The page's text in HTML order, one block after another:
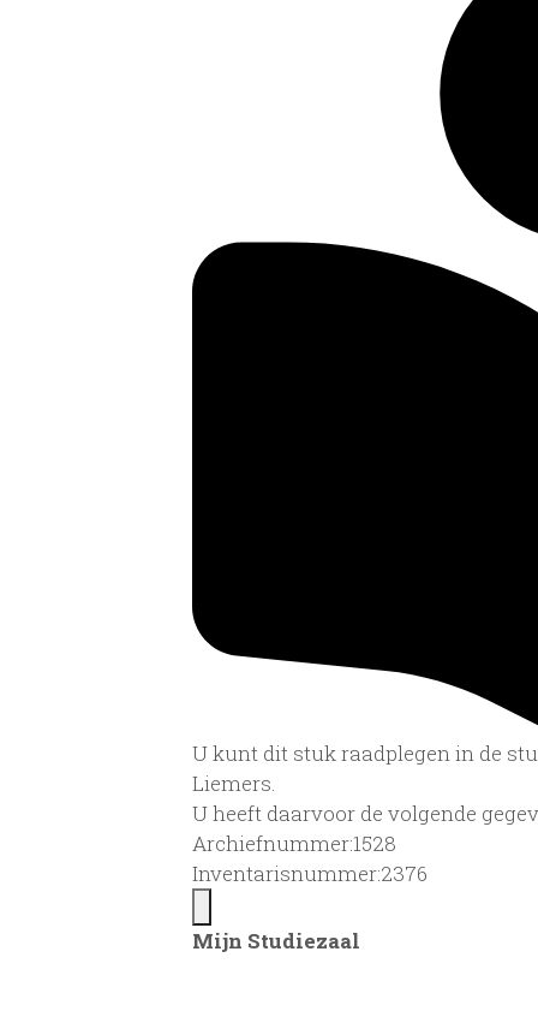
U kunt dit stuk raadplegen in de
Liemers.
U heeft daarvoor de volgende
Archiefnummer:1528
Inventarisnummer:2376
Mijn Studiezaal